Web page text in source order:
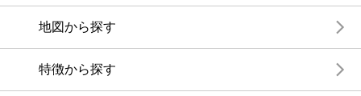
地図から探す
特徴から探す